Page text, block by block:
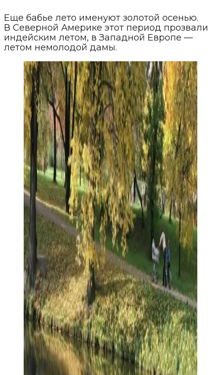
Еще бабье лето именуют золотой осенью.
В Северной Америке этот период прозвали
индейским летом, в Западной Европе —
летом немолодой дамы.